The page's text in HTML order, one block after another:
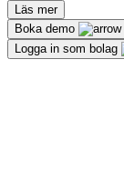
Läs mer
Boka demo
Logga in som bolag